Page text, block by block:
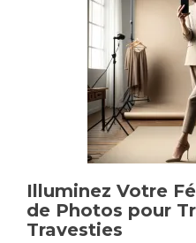
Illuminez Votre
de Photos pour
Travesties